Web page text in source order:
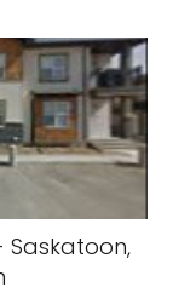
Saskatoon,